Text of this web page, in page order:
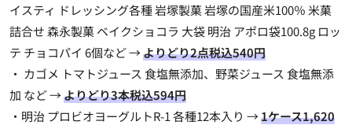
イスティ ドレッシング各種 岩塚製菓 岩塚の国産米100％ 米菓
詰合せ 森永製菓 ベイクショコラ 大袋 明治 アポロ袋100.8g ロッ
テ チョコパイ 6個など →よりどり2点税込540円
・ カゴメ トマトジュース 食塩無添加、野菜ジュース 食塩無添
加 など →よりどり3本税込594円
・明治 プロビオヨーグルトR-1 各種12本入り →1ケース1,620